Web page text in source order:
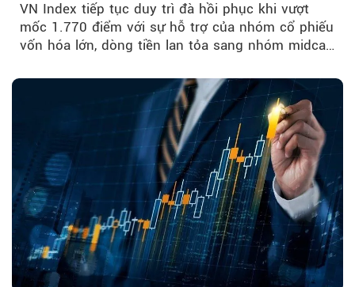
VN Index tiếp tục duy trì đà hồi phục khi vượt
mốc 1.770 điểm với sự hỗ trợ của nhóm cổ phiếu
vốn hóa lớn, dòng tiền lan tỏa sang nhóm midcap